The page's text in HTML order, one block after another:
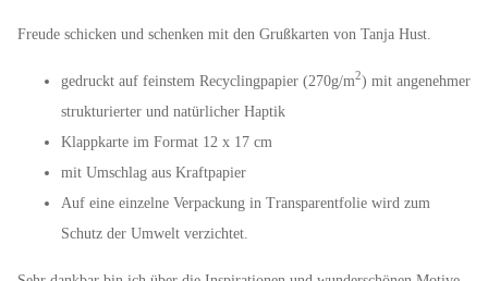
Freude schicken und schenken mit den Grußkarten von Tanja Hust.
gedruckt auf feinstem Recyclingpapier (270g/m2) mit angenehmer
strukturierter und natürlicher Haptik
Klappkarte im Format 12 x 17 cm
mit Umschlag aus Kraftpapier
Auf eine einzelne Verpackung in Transparentfolie wird zum
Schutz der Umwelt verzichtet.